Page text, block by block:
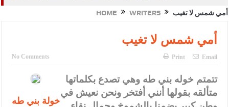
الجيش يفتح باب التجنيد لحملة البكالوريوس في الحقوق والقانون
بيان اجتماع عمّان:دعم الوصاية الهاشمية التاريخية على المقدسات
الأمن يتلف 16 مليون حبة كبتاجون و1480 كغم مواد مخدرة
النواب يقر مشروع تعديل قانون الملكية العقارية
HOME WRITERS أمي شمس لا تغيب
أمي شمس لا تغيب
No Comments Print Email
خولة بني طه
تتمتم خوله بني طه وهي تصدع بكلماتها
متألقه بقولها أنني أفتخر ونحن نعيش في